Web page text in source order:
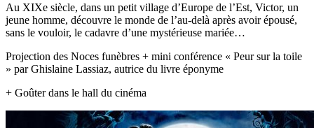
Au XIXe siècle, dans un petit village d’Europe de l’Est, Victor, un
jeune homme, découvre le monde de l’au-delà après avoir épousé,
sans le vouloir, le cadavre d’une mystérieuse mariée…
Projection des Noces funèbres + mini conférence « Peur sur la toile
» par Ghislaine Lassiaz, autrice du livre éponyme
+ Goûter dans le hall du cinéma